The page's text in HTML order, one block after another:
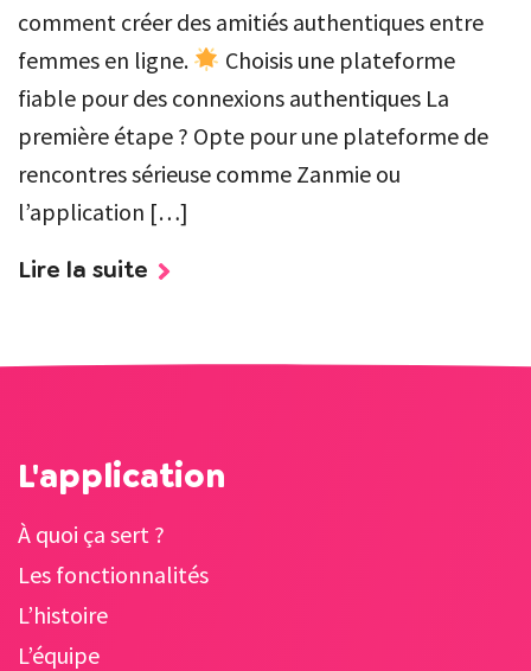
comment créer des amitiés authentiques entre
femmes en ligne.
Choisis une plateforme
fiable pour des connexions authentiques La
première étape ? Opte pour une plateforme de
rencontres sérieuse comme Zanmie ou
l’application […]
Lire la suite
L'application
À quoi ça sert ?
Les fonctionnalités
L’histoire
L’équipe